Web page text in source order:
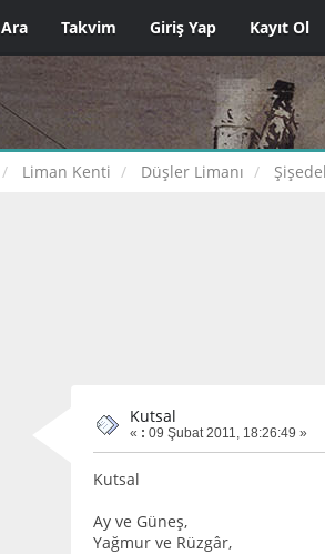
Ara Takvim Giriş Yap Kayıt Ol
Liman Kenti Düşler Limanı
Kutsal
« : 09 Şubat 2011, 18:26:49 »
Kutsal
Ay ve Güneş,
Yağmur ve Rüzgâr,